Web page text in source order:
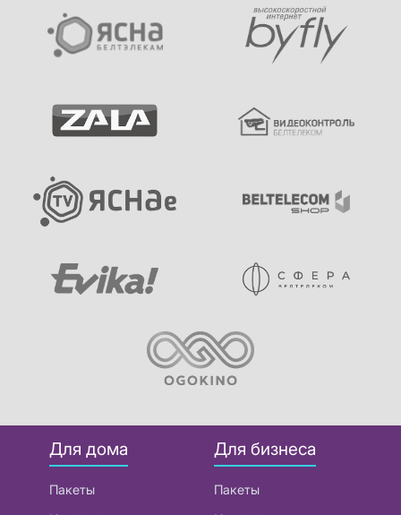
Для дома
Пакеты
Для бизнеса
Пакеты